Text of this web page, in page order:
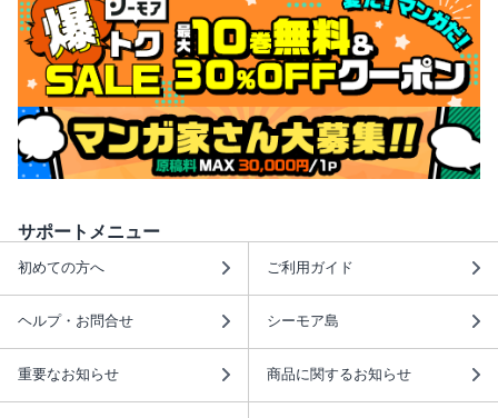
サポートメニュー
初めての方へ ご利用ガイド
ヘルプ・お問合せ シーモア島
重要なお知らせ 商品に関するお知らせ